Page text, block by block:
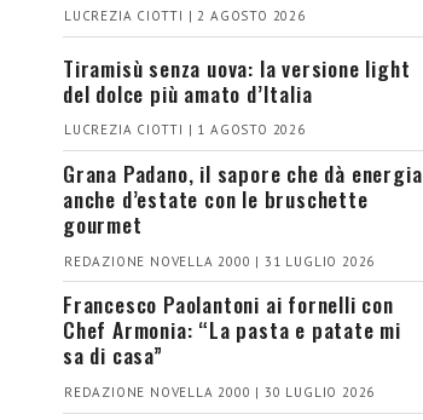
LUCREZIA CIOTTI | 2 AGOSTO 2026
Tiramisù senza uova: la versione light
del dolce più amato d’Italia
LUCREZIA CIOTTI | 1 AGOSTO 2026
Grana Padano, il sapore che dà energia
anche d’estate con le bruschette
gourmet
REDAZIONE NOVELLA 2000 | 31 LUGLIO 2026
Francesco Paolantoni ai fornelli con
Chef Armonia: “La pasta e patate mi
sa di casa”
REDAZIONE NOVELLA 2000 | 30 LUGLIO 2026